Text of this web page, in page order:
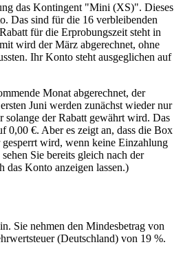
das Kontingent "Mini (XS)". Dieses
Das sind für die 16 verbleibenden
für die Erprobungszeit steht in
wird der März abgerechnet, ohne
Ihr Konto steht ausgeglichen auf
Monat abgerechnet, der
Juni werden zunächst wieder nur
solange der Rabatt gewährt wird. Das
0,00 €. Aber es zeigt an, dass die Box
wird, wenn keine Einzahlung
Sie bereits gleich nach der
das Konto anzeigen lassen.)
Sie nehmen den Mindesbetrag von
(Deutschland) von 19 %.